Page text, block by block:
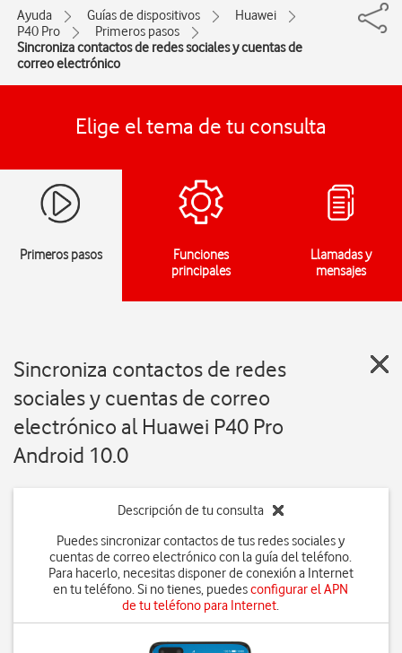
Ayuda Guías de dispositivos
Huawei
P40 Pro
Primeros pasos
Sincroniza contactos de redes sociales y cuentas de
correo electrónico
Elige el tema de tu consulta
Primeros pasos
Funciones
principales
Llamadas y
mensajes
Sincroniza contactos de redes
sociales y cuentas de correo
electrónico al Huawei P40 Pro
Android 10.0
Descripción de tu consulta
Puedes sincronizar contactos de tus redes sociales y
cuentas de correo electrónico con la guía del teléfono.
Para hacerlo, necesitas disponer de conexión a Internet
en tu teléfono. Si no tienes, puedesconfigurar el APN
de tu teléfono para Internet.